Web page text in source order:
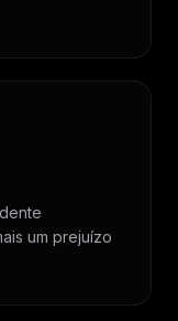
um prejuízo